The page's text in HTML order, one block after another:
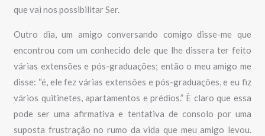
que vai nos possibilitar Ser.
Outro dia, um amigo conversando comigo disse-me que
encontrou com um conhecido dele que lhe dissera ter feito
várias extensões e pós-graduações; então o meu amigo me
disse: “é, ele fez várias extensões e pós-graduações, e eu fiz
vários quitinetes, apartamentos e prédios.” È claro que essa
pode ser uma afirmativa e tentativa de consolo por uma
suposta frustração no rumo da vida que meu amigo levou.